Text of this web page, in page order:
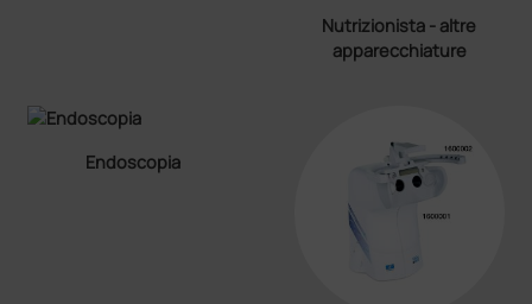
Nutrizionista - altre
apparecchiature
Endoscopia